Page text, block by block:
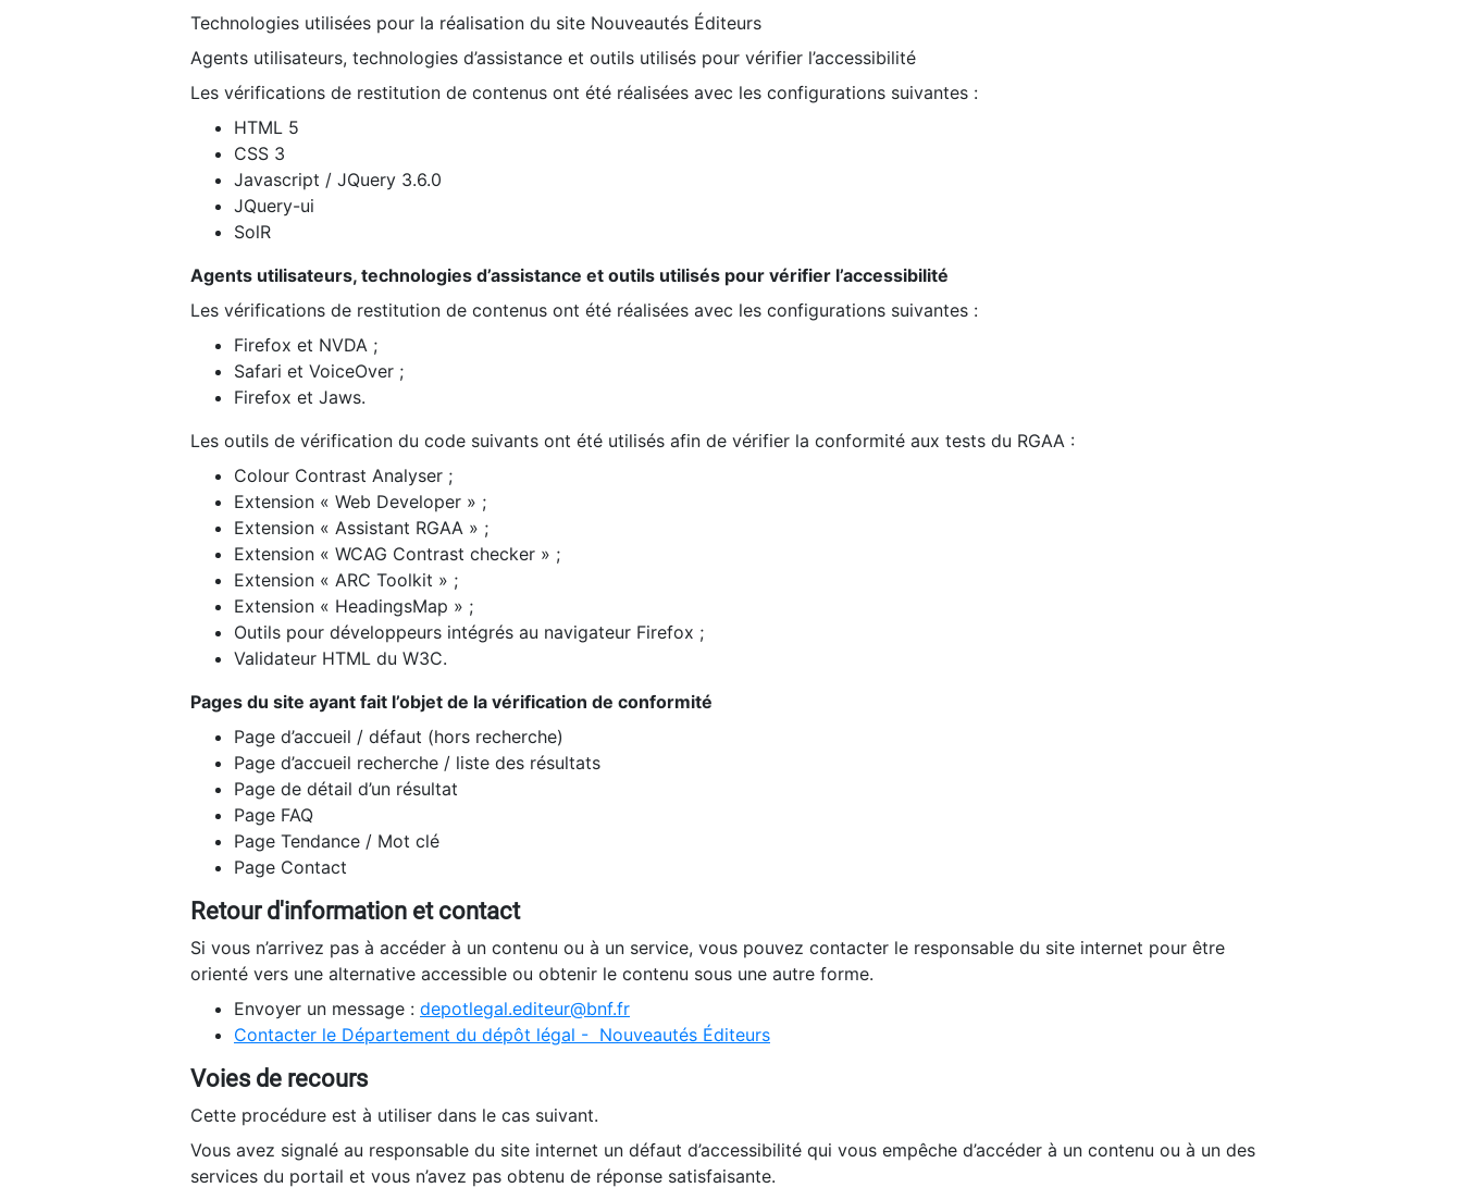
Technologies utilisées pour la réalisation du site Nouveautés Éditeurs
Agents utilisateurs, technologies d’assistance et outils utilisés pour vérifier l’accessibilité
Les vérifications de restitution de contenus ont été réalisées avec les configurations suivantes :
HTML 5
CSS 3
Javascript / JQuery 3.6.0
JQuery-ui
SolR
Agents utilisateurs, technologies d’assistance et outils utilisés pour vérifier l’accessibilité
Les vérifications de restitution de contenus ont été réalisées avec les configurations suivantes :
Firefox et NVDA ;
Safari et VoiceOver ;
Firefox et Jaws.
Les outils de vérification du code suivants ont été utilisés afin de vérifier la conformité aux tests du RGAA :
Colour Contrast Analyser ;
Extension « Web Developer » ;
Extension « Assistant RGAA » ;
Extension « WCAG Contrast checker » ;
Extension « ARC Toolkit » ;
Extension « HeadingsMap » ;
Outils pour développeurs intégrés au navigateur Firefox ;
Validateur HTML du W3C.
Pages du site ayant fait l’objet de la vérification de conformité
Page d’accueil / défaut (hors recherche)
Page d’accueil recherche / liste des résultats
Page de détail d’un résultat
Page FAQ
Page Tendance / Mot clé
Page Contact
Retour d'information et contact
Si vous n’arrivez pas à accéder à un contenu ou à un service, vous pouvez contacter le responsable du site internet pour être
orienté vers une alternative accessible ou obtenir le contenu sous une autre forme.
Envoyer un message : depotlegal.editeur@bnf.fr
Contacter le Département du dépôt légal - Nouveautés Éditeurs
Voies de recours
Cette procédure est à utiliser dans le cas suivant.
Vous avez signalé au responsable du site internet un défaut d’accessibilité qui vous empêche d’accéder à un contenu ou à un des
services du portail et vous n’avez pas obtenu de réponse satisfaisante.